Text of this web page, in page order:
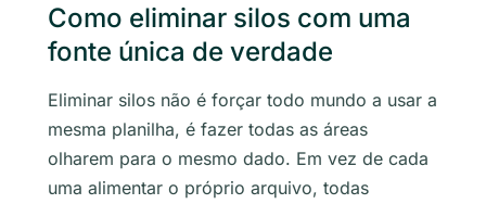
Como eliminar silos com uma
fonte única de verdade
Eliminar silos não é forçar todo mundo a usar a
mesma planilha, é fazer todas as áreas
olharem para o mesmo dado. Em vez de cada
uma alimentar o próprio arquivo, todas